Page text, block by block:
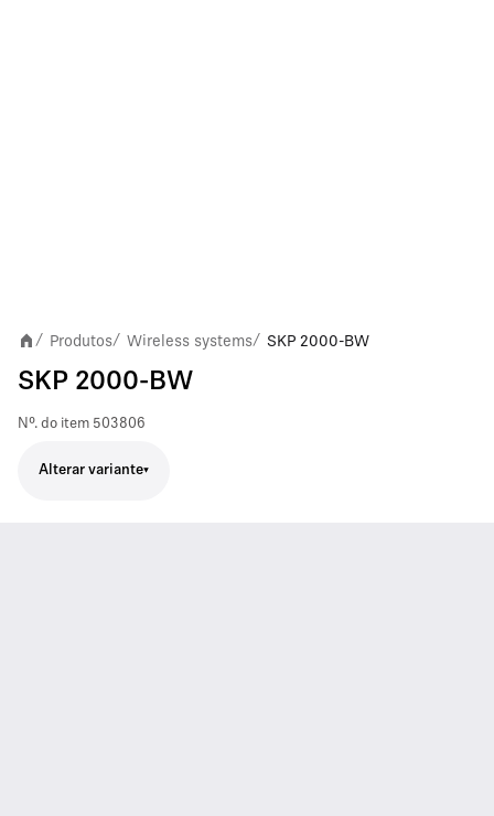
/ Produtos/ Wireless systems/ SKP 2000-BW
SKP 2000-BW
Nº. do item 503806
Alterar variante